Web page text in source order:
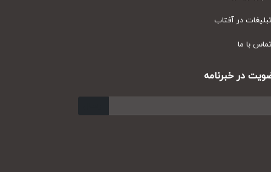
در آفتاب
با ما
در خبرنامه